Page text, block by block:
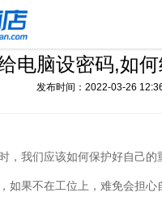
电脑设密码,如
发布时间：2022-03-26
，我们应该如何保护好自己的
如果不在工位上，难免会担